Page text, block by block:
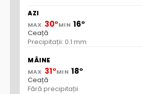
AZI
MAX 30°MIN 16°
Ceață
Precipitații: 0.1 mm
MÂINE
MAX 31°MIN 18°
Ceață
Fără precipitații